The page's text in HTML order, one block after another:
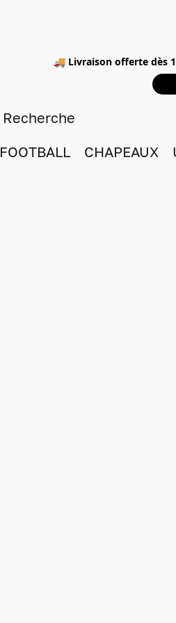
🚚 Livraison offerte dès
FOOTBALL CHAPEAUX